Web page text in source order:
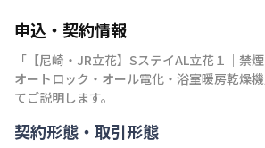
申込・契約情報
「 【尼崎・JR立花】SステイAL立花１｜禁
オートロック・オール電化・浴室暖房乾燥機
てご説明します。
契約形態・取引形態